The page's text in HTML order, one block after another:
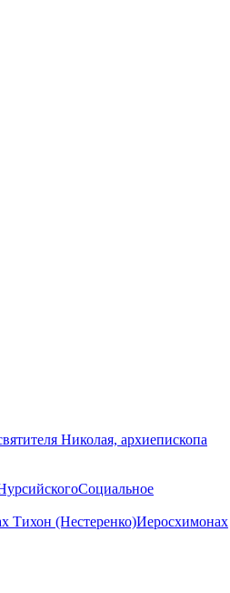
Николая, архиепископа
Социальное
Тихон (Нестеренко)Иеросхимонах